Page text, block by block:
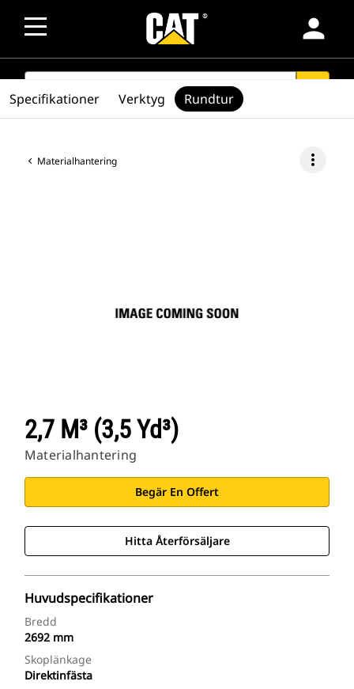
person
SEARCH
Materialhantering more_vert
2,7 M³ (3,5 Yd³)
Materialhantering
Begär En Offert
Hitta Återförsäljare
Huvudspecifikationer
Bredd
2692 mm
Skoplänkage
Direktinfästa
Specifikationer Verktyg Rundtur